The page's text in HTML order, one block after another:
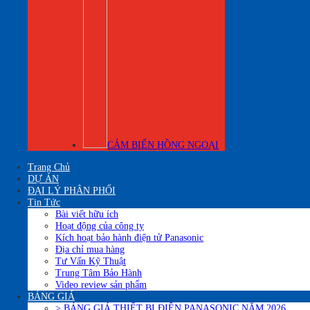
CẢM BIẾN HỒNG NGOẠI
Trang Chủ
DỰ ÁN
ĐẠI LÝ PHÂN PHỐI
Tin Tức
Bài viết hữu ích
Hoạt động của công ty
Kích hoạt bảo hành điện tử Panasonic
Địa chỉ mua hàng
Tư Vấn Kỹ Thuật
Trung Tâm Bảo Hành
Video review sản phẩm
BẢNG GIÁ